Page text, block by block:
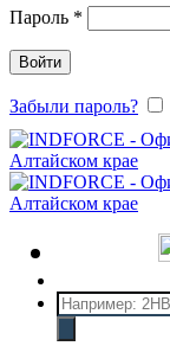
Пароль *
Войти
Забыли пароль?
Поиск
товаров